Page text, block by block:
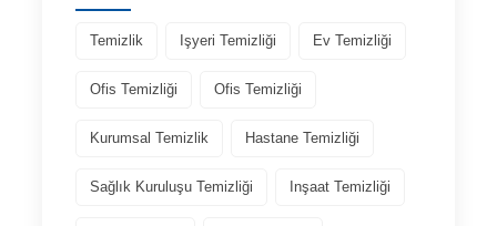
Temizlik Işyeri Temizliği Ev Temizliği
Ofis Temizliği Ofis Temizliği
Kurumsal Temizlik Hastane Temizliği
Sağlık Kuruluşu Temizliği Inşaat Temizliği